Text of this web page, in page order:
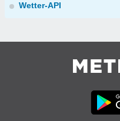
Wetter-API